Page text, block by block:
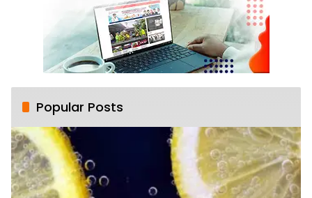
Popular Posts